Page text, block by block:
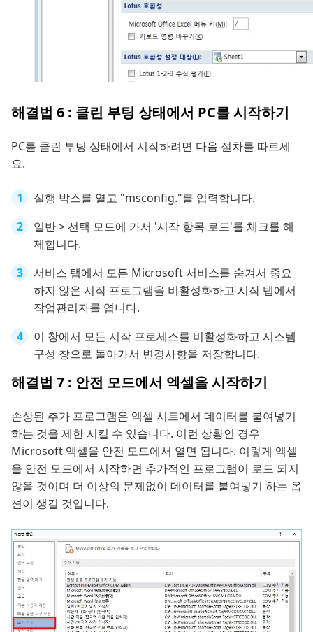
해결법 6 : 클린 부팅 상태에서 PC를 시작하기
PC를 클린 부팅 상태에서 시작하려면 다음 절차를 따르세
요.
실행 박스를 열고 "msconfig."를 입력합니다.
일반 > 선택 모드에 가서 '시작 항목 로드'를 체크를 해
제합니다.
서비스 탭에서 모든 Microsoft 서비스를 숨겨서 중요
하지 않은 시작 프로그램을 비활성화하고 시작 탭에서
작업관리자를 엽니다.
이 창에서 모든 시작 프로세스를 비활성화하고 시스템
구성 창으로 돌아가서 변경사항을 저장합니다.
해결법 7 : 안전 모드에서 엑셀을 시작하기
손상된 추가 프로그램은 엑셀 시트에서 데이터를 붙여넣기
하는 것을 제한 시킬 수 있습니다. 이런 상황인 경우
Microsoft 엑셀을 안전 모드에서 열면 됩니다. 이렇게 엑셀
을 안전 모드에서 시작하면 추가적인 프로그램이 로드 되지
않을 것이며 더 이상의 문제없이 데이터를 붙여넣기 하는 옵
션이 생길 것입니다.